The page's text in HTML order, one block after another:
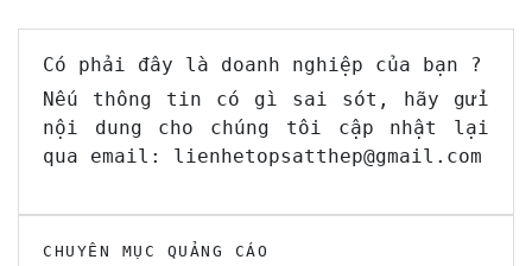
Có phải đây là doanh nghiệp của bạn ?
Nếu thông tin có gì sai sót, hãy gửi
nội dung cho chúng tôi cập nhật lại
qua email: lienhetopsatthep@gmail.com
CHUYÊN MỤC QUẢNG CÁO